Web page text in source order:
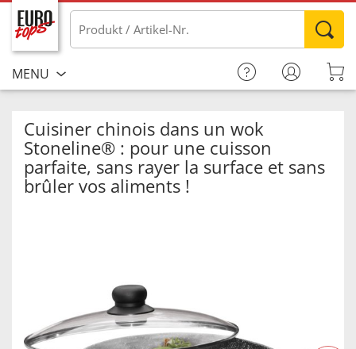
MENU
Cuisiner chinois dans un wok
Stoneline® : pour une cuisson
parfaite, sans rayer la surface et sans
brûler vos aliments !